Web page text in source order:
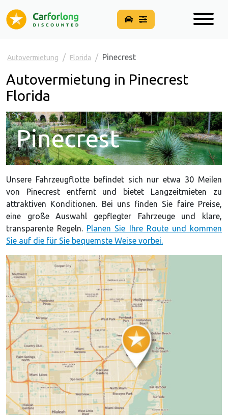
Autovermietung Florida Pinecrest
Autovermietung in Pinecrest
Florida
Pinecrest
Unsere Fahrzeugflotte befindet sich nur etwa 30 Meilen
von Pinecrest entfernt und bietet Langzeitmieten zu
attraktiven Konditionen. Bei uns finden Sie faire Preise,
eine große Auswahl gepflegter Fahrzeuge und klare,
transparente Regeln. Planen Sie Ihre Route und kommen
Sie auf die für Sie bequemste Weise vorbei.